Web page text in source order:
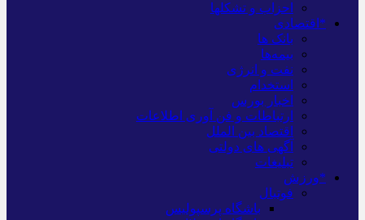
احزاب و تشکلها
*اقتصادی
بانک ها
بیمه‌ها
نفت و انرژی
استخدام
اخبار بورس
ارتباطات و فن آوری اطلاعات
اقتصاد بین الملل
آگهی های دولتی
تبلیغات
*ورزش
فوتبال
باشگاه پرسپولیس